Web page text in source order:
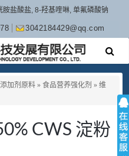
盐酸盐, 8-羟基喹啉, 单氟磷酸钠
3042184429@qq.com
加剂原料 » 食品营养强化剂 » 维
CWS 淀粉